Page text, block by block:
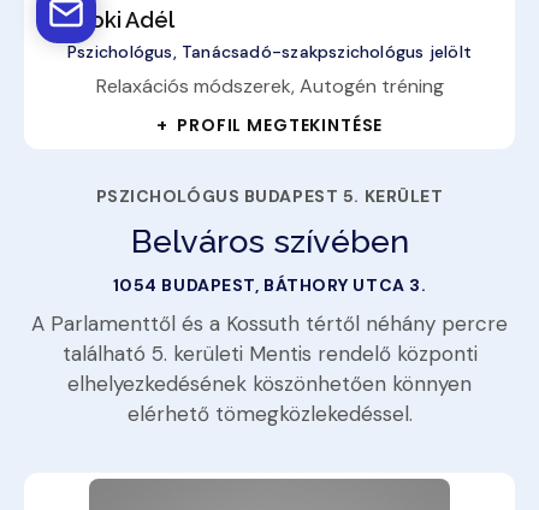
Homoki Adél
Pszichológus, Tanácsadó-szakpszichológus jelölt
Relaxációs módszerek, Autogén tréning
+ PROFIL MEGTEKINTÉSE
PSZICHOLÓGUS BUDAPEST 5. KERÜLET
Belváros szívében
1054 BUDAPEST, BÁTHORY UTCA 3.
A Parlamenttől és a Kossuth tértől néhány percre
található 5. kerületi Mentis rendelő központi
elhelyezkedésének köszönhetően könnyen
elérhető tömegközlekedéssel.